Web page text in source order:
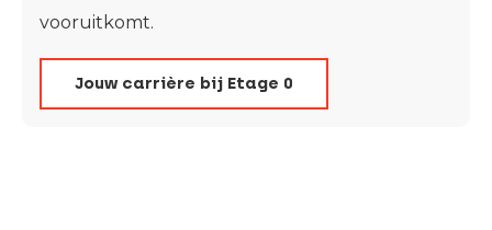
vooruitkomt.
Jouw carrière bij Etage 0